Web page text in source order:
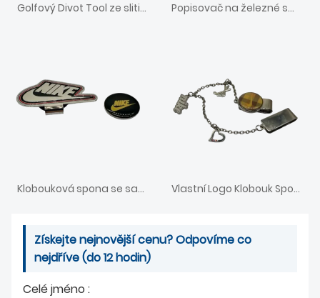
Golfový Divot Tool ze slitiny zinku Popisovač na železné smaltované kuličky
Klobouková spona se sadou značek míče Vlastní Logo Klobouk Spona S Epoxidem
Získejte nejnovější cenu? Odpovíme co
nejdříve (do 12 hodin)
Celé jméno :